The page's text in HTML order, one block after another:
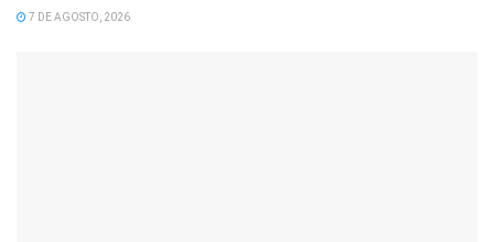
7 DE AGOSTO, 2026